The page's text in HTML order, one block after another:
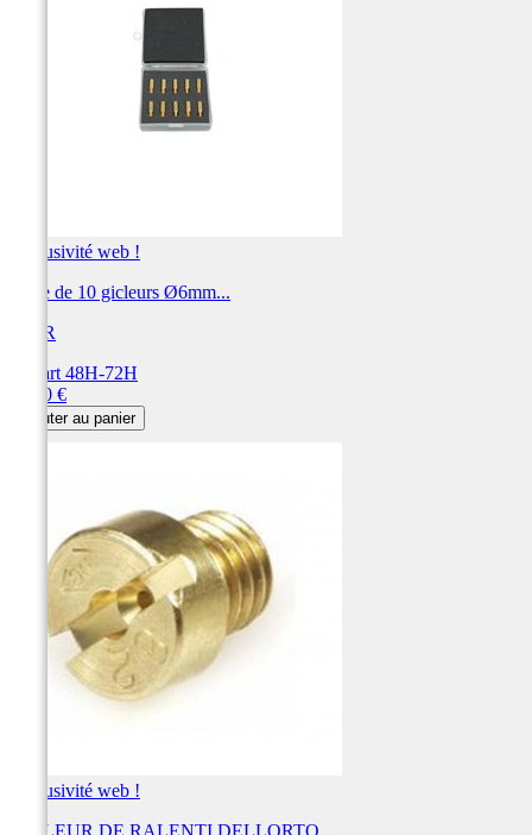
Exclusivité web !
Boite de 10 gicleurs Ø6mm...
BIHR
Départ 48H-72H
15,60 €
Ajouter au panier
Exclusivité web !